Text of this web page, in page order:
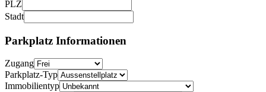
PLZ
Stadt
Parkplatz Informationen
Zugang
Parkplatz-Typ
Immobilientyp